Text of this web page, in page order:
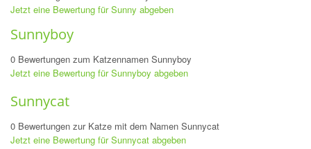
Jetzt eine Bewertung für Sunny abgeben
Sunnyboy
0 Bewertungen zum Katzennamen Sunnyboy
Jetzt eine Bewertung für Sunnyboy abgeben
Sunnycat
0 Bewertungen zur Katze mit dem Namen Sunnycat
Jetzt eine Bewertung für Sunnycat abgeben